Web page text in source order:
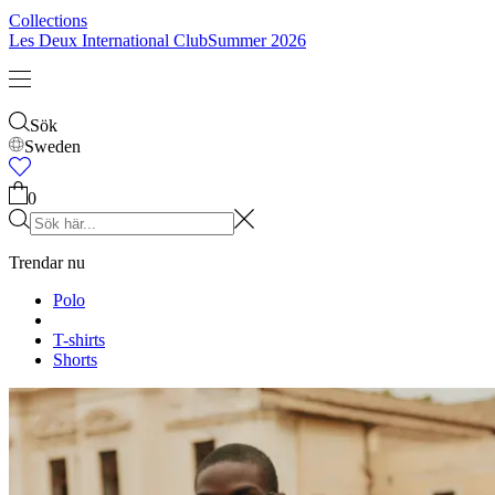
Collections
Les Deux International ClubSummer 2026
Sök
Sweden
0
Trendar nu
Polo
T-shirts
Shorts
T-SHIRTS
JACKOR